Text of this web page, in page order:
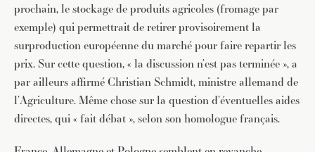
prochain, le stockage de produits agricoles (fromage par
exemple) qui permettrait de retirer provisoirement la
surproduction européenne du marché pour faire repartir les
prix. Sur cette question, « la discussion n’est pas terminée », a
par ailleurs affirmé Christian Schmidt, ministre allemand de
l’Agriculture. Même chose sur la question d’éventuelles aides
directes, qui « fait débat », selon son homologue français.